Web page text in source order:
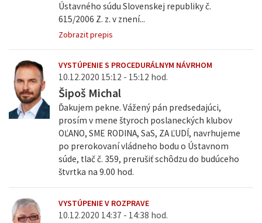
Ústavného súdu Slovenskej republiky č.
615/2006 Z. z. v znení...
Zobrazit prepis
VYSTÚPENIE S PROCEDURÁLNYM NÁVRHOM
10.12.2020 15:12 - 15:12 hod.
Šipoš Michal
Ďakujem pekne. Vážený pán predsedajúci,
prosím v mene štyroch poslaneckých klubov
OĽANO, SME RODINA, SaS, ZA ĽUDÍ, navrhujeme
po prerokovaní vládneho bodu o Ústavnom
súde, tlač č. 359, prerušiť schôdzu do budúceho
štvrtka na 9.00 hod.
VYSTÚPENIE V ROZPRAVE
10.12.2020 14:37 - 14:38 hod.